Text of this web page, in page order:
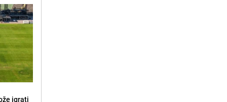
igrati